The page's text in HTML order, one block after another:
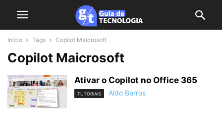
Início Tags Copilot Maicrosoft
Copilot Maicrosoft
Ativar o Copilot no Office 365
TUTORIAIS Aldo Barros